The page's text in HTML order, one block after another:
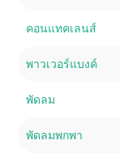
คอนแทคเลนส์
พาวเวอร์แบงค์
พัดลม
พัดลมพกพา